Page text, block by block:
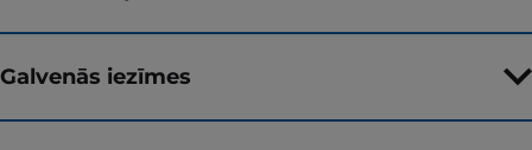
Galvenās iezīmes